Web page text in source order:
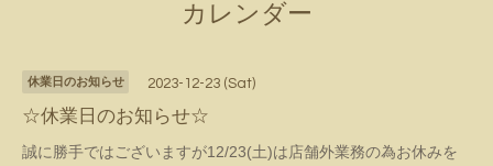
カレンダー
休業日のお知らせ 2023-12-23 (Sat)
☆休業日のお知らせ☆
誠に勝手ではございますが12/23(土)は店舗外業務の為お休みを